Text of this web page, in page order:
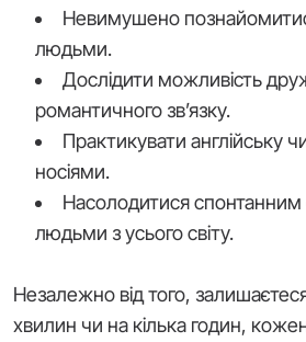
Невимушено
людьми.
Дослідити можливість
романтичного зв’язку.
Практикувати англійську
носіями.
Насолодитися спонтанним
людьми з усього світу.
Незалежно від того,
хвилин чи на кілька годин,